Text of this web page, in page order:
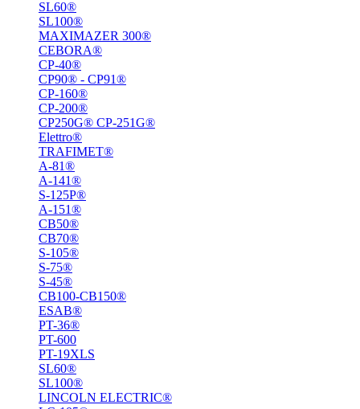
SL60®
SL100®
MAXIMAZER 300®
CEBORA®
CP-40®
CP90® - СP91®
CP-160®
CP-200®
CP250G® CP-251G®
Elettro®
TRAFIMET®
A-81®
A-141®
S-125P®
A-151®
СВ50®
СВ70®
S-105®
S-75®
S-45®
СВ100-СВ150®
ESAB®
PT-36®
PT-600
PT-19XLS
SL60®
SL100®
LINCOLN ELECTRIC®